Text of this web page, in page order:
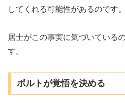
してくれる可能性があるのです。
居士がこの事実に気づいている
す。
ボルトが覚悟を決める